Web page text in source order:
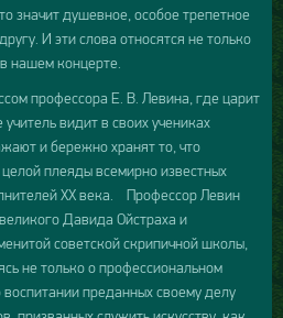
значит душевное, особое трепетное
И эти слова относятся не только
нашем концерте.
профессора Е. В. Левина, где царит
видит в своих учениках
и бережно хранят то, что
плеяды всемирно известных
XX века. Профессор Левин
Давида Ойстраха и
советской скрипичной школы,
не только о профессиональном
воспитании преданных своему делу